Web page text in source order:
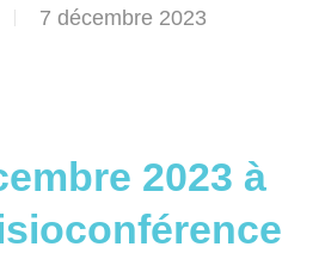
7 décembre 2023
2023 à